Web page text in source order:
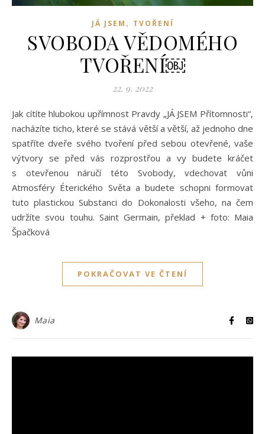
JÁ JSEM , TVOŘENÍ
SVOBODA VĚDOMÉHO
TVOŘENÍ￼
22. 9. 2022
Jak cítíte hlubokou upřímnost Pravdy „JÁ JSEM Přítomnosti“,
nacházíte ticho, které se stává větší a větší, až jednoho dne
spatříte dveře svého tvoření před sebou otevřené, vaše
výtvory se před vás rozprostřou a vy budete kráčet
s otevřenou náručí této Svobody, vdechovat vůni
Atmosféry Éterického Světa a budete schopni formovat
tuto plastickou Substanci do Dokonalosti všeho, na čem
udržíte svou touhu. Saint Germain, překlad + foto: Maia
Špačková
POKRAČOVAT VE ČTENÍ
Maia